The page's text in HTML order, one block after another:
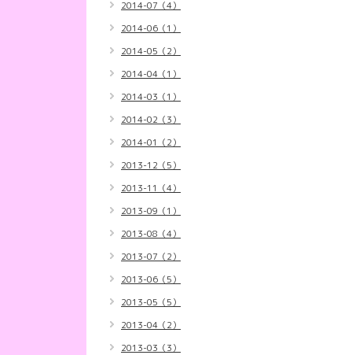
2014-07（4）
2014-06（1）
2014-05（2）
2014-04（1）
2014-03（1）
2014-02（3）
2014-01（2）
2013-12（5）
2013-11（4）
2013-09（1）
2013-08（4）
2013-07（2）
2013-06（5）
2013-05（5）
2013-04（2）
2013-03（3）